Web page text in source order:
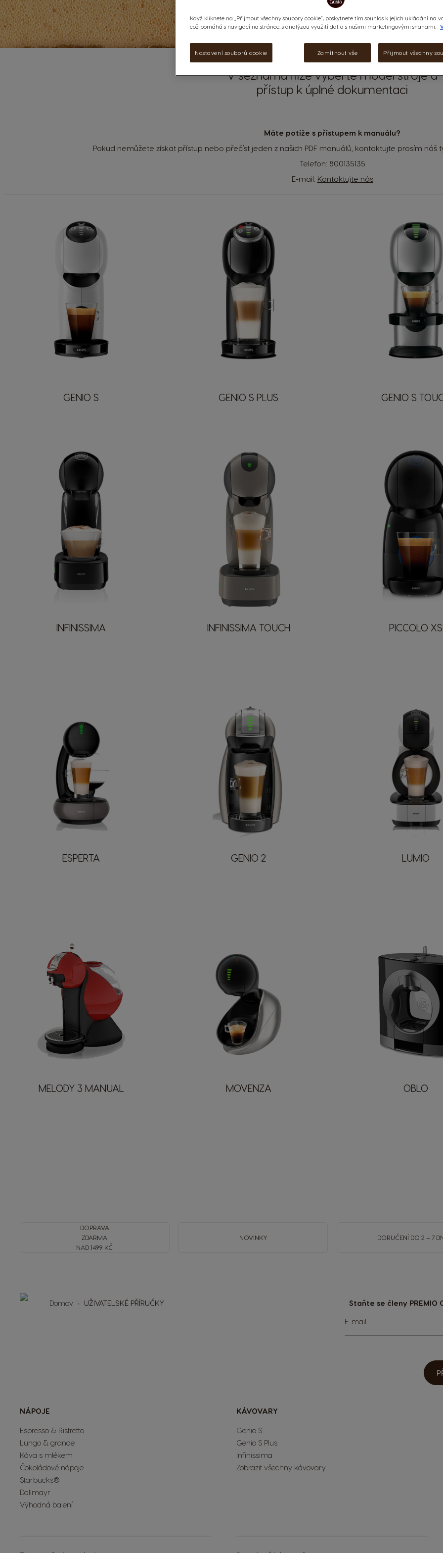
V seznamu níže vyberte model stroje a
přístup k úplné dokumentaci
Máte potíže s přístupem k manuálu?
Pokud nemůžete získat přístup nebo přečíst jeden z našich PDF manuálů, kontaktujte prosím
Telefon: 800135135
E-mail: Kontaktujte nás
GENIO S GENIO S PLUS GENIO S
INFINISSIMA INFINISSIMA TOUCH PICCOLO XS
ESPERTA GENIO 2 LUMIO
MELODY 3 MANUAL MOVENZA OBLO
DOPRAVA
ZDARMA
NAD 1499 KČ
NOVINKY DORUČENÍ DO 2 – 7
Domov UŽIVATELSKÉ PŘÍRUČKY Staňte se členy
Přihlaste
se
k
E-mail
NÁPOJE
Espresso & Ristretto
Lungo & grande
Káva s mlékem
Čokoládové nápoje
Starbucks®
Dallmayr
Výhodná balení
KÁVOVARY
Genio S
Genio S Plus
Infinissima
Zobrazit všechny kávovary
Když kliknete na „Přijmout všechny soubory cookie“, poskytnete tím souhlas k jejich ukládání na
což pomáhá s navigací na stránce, s analýzou využití dat a s našimi marketingovými snahami.
Nastavení souborů cookie Zamítnout vše Přijmout všechny